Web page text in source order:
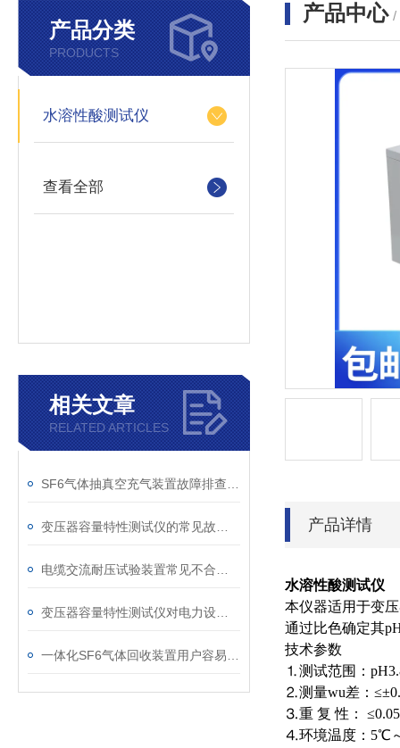
产品分类
PRODUCTS
水溶性酸测试仪
查看全部
相关文章
RELATED ARTICLES
产品中心 /
产品详情
水溶性酸测试仪
本仪器适用于变
通过比色确定其
技术参数
⒈测试范围：
⒉测量wu差：
⒊重 复 性：
⒋环境温度：5℃